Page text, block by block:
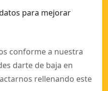
para mejorar
conforme a nuestra
darte de baja en
rellenando este